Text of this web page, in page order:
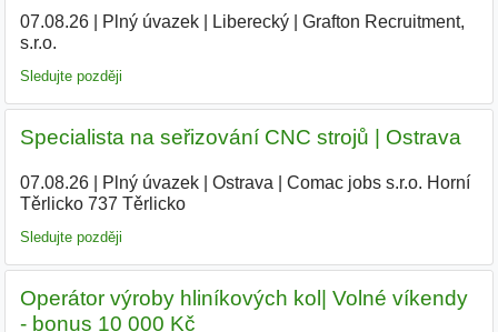
07.08.26| Plný úvazek| Liberecký|
Grafton Recruitment,
s.r.o.
Sledujte později
Specialista na seřizování CNC strojů | Ostrava
07.08.26| Plný úvazek| Ostrava
Comac jobs s.r.o. Horní
Těrlicko 737 Těrlicko
Sledujte později
Operátor výroby hliníkových kol| Volné víkendy
- bonus 10 000 Kč